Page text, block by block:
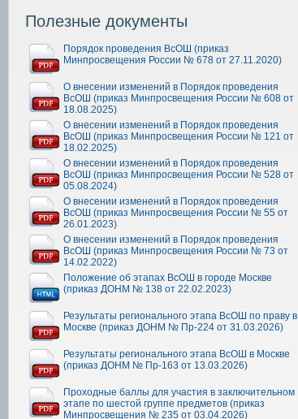
Полезные документы
Порядок проведения ВсОШ (приказ
Минпросвещения России № 678 от 27.11.2020)
О внесении изменений в Порядок проведения
ВсОШ (приказ Минпросвещения России № 608 от
18.08.2025)
О внесении изменений в Порядок проведения
ВсОШ (приказ Минпросвещения России № 121 от
18.02.2025)
О внесении изменений в Порядок проведения
ВсОШ (приказ Минпросвещения России № 528 от
05.08.2024)
О внесении изменений в Порядок проведения
ВсОШ (приказ Минпросвещения России № 55 от
26.01.2023)
О внесении изменений в Порядок проведения
ВсОШ (приказ Минпросвещения России № 73 от
14.02.2022)
Положение об этапах ВсОШ в городе Москве
(приказ ДОНМ № 138 от 22.02.2023)
Результаты регионального этапа ВсОШ по праву в
Москве (приказ ДОНМ № Пр-224 от 31.03.2026)
Результаты регионального этапа ВсОШ в Москве
(приказ ДОНМ № Пр-163 от 13.03.2026)
Проходные баллы для участия в заключительном
этапе по шестой группе предметов (приказ
Минпросвещения № 235 от 03.04.2026)